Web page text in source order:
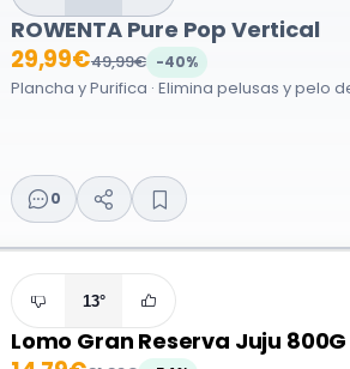
ROWENTA Pure Pop Vertical
29,99€49,99€ -40%
Plancha y Purifica · Elimina pelusas y
0
13°
Lomo Gran Reserva Juju 800G